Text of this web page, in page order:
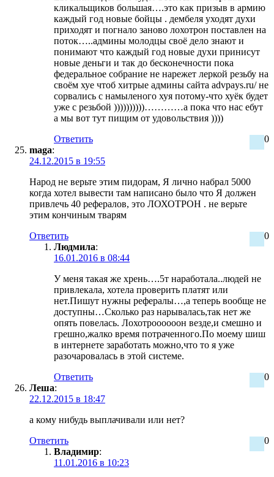
кликальщиков большая….это как призыв в армию
каждый год новые бойцы . дембеля уходят духи
приходят и погнало заново лохотрон поставлен на
поток…..админы молодцы своё дело знают и
понимают что каждый год новые духи принисут
новые деньги и так до бесконечности пока
федеральное собрание не нарежет леркой резьбу на
своём хуе чтоб хитрые админы сайта advpays.ru/ не
сорвались с намыленого хуя потому-что хуёк будет
уже с резьбой ))))))))))…………а пока что нас ебут
а мы вот тут пищим от удовольствия ))))
0
Ответить
maga:
24.12.2015 в 19:55
Народ не верьте этим пидорам, Я лично набрал 5000
когда хотел вывести там написано было что Я должен
привлечь 40 рефералов, это ЛОХОТРОН . не верьте
этим кончиным тварям
0
Ответить
Людмила:
16.01.2016 в 08:44
У меня такая же хрень….5т наработала..людей не
привлекала, хотела проверить платят или
нет.Пишут нужны рефералы…,а теперь вообще не
доступны…Сколько раз нарывалась,так нет же
опять повелась. Лохотроооооон везде,и смешно и
грешно,жалко время потраченного.По моему шиш
в интернете заработать можно,что то я уже
разочаровалась в этой системе.
0
Ответить
Леша:
22.12.2015 в 18:47
а кому нибудь выплачивали или нет?
0
Ответить
Владимир:
11.01.2016 в 10:23